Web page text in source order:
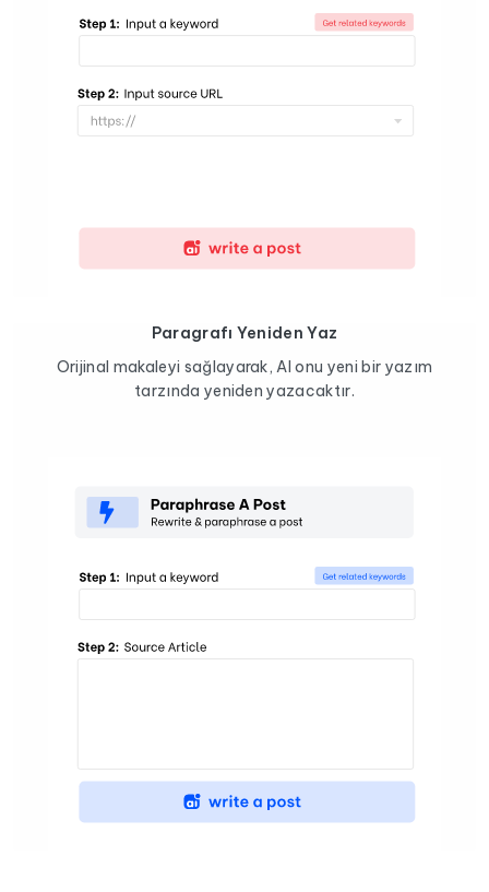
Paragrafı Yeniden Yaz
Orijinal makaleyi sağlayarak, AI onu yeni bir yazım
tarzında yeniden yazacaktır.